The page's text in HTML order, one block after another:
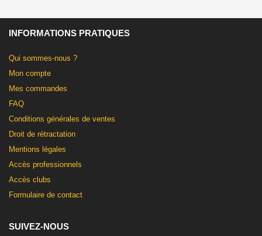
INFORMATIONS PRATIQUES
Qui sommes-nous ?
Mon compte
Mes commandes
FAQ
Conditions générales de ventes
Droit de rétractation
Mentions légales
Accès professionnels
Accès clubs
Formulaire de contact
SUIVEZ-NOUS